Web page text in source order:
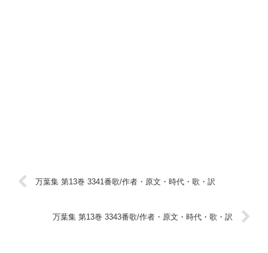
万葉集 第13巻 3341番歌/作者・原文・時代・歌・訳
万葉集 第13巻 3343番歌/作者・原文・時代・歌・訳